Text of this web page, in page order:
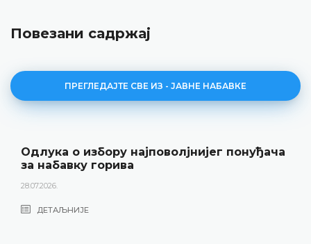
Повезани садржај
ПРЕГЛЕДАЈТЕ СВЕ ИЗ - ЈАВНЕ НАБАВКЕ
Одлука о избору најповолјнијег понуђача
за набавку горива
28.07.2026.
ДЕТАЉНИЈЕ